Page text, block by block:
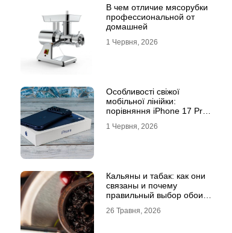
В чем отличие мясорубки
профессиональной от
домашней
1 Червня, 2026
Особливості свіжої
мобільної лінійки:
порівняння iPhone 17 Pro
1 Червня, 2026
Кальяны и табак: как они
связаны и почему
правильный выбор обоих
26 Травня, 2026